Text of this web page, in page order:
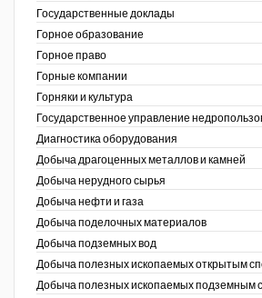
Государственные доклады
Горное образование
Горное право
Горные компании
Горняки и культура
Государственное управление
Диагностика оборудования
Добыча драгоценных металлов и камней
Добыча нерудного сырья
Добыча нефти и газа
Добыча поделочных материалов
Добыча подземных вод
Добыча полезных ископаемых открытым
Добыча полезных ископаемых подземным
Сфера.
Уголь
Уголь